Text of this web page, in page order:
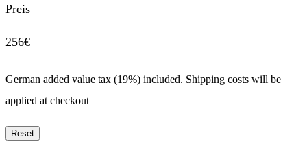
Preis
256€
German added value tax (19%) included. Shipping costs will be
applied at checkout
Reset